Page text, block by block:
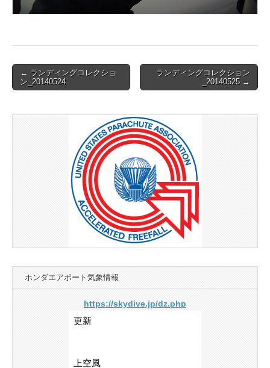
Post
navigation
← ランディングコレクショ
ン_20140524
ランディングコレクション
_20140525 →
ホンダエアポート気象情報
https://skydive.jp/dz.php